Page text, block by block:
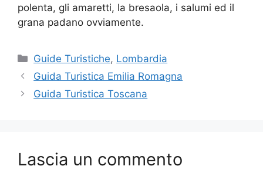
polenta, gli amaretti, la bresaola, i salumi ed il
grana padano ovviamente.
Categorie
Guide Turistiche, Lombardia
Guida Turistica Emilia Romagna
Guida Turistica Toscana
Lascia un commento